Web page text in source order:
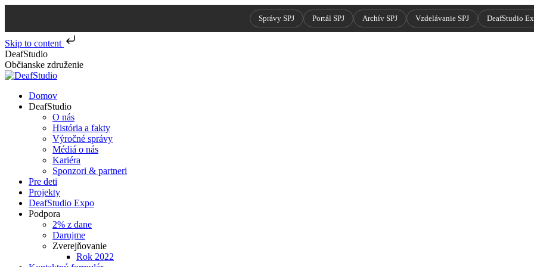
Správy SPJ Portál SPJ Archív SPJ Vzdelávanie SPJ DeafStudio
Skip to content
Skip
to
content
DeafStudio
Občianske združenie
Domov
DeafStudio
O nás
História a fakty
Výročné správy
Médiá o nás
Kariéra
Sponzori & partneri
Pre deti
Projekty
DeafStudio Expo
Podpora
2% z dane
Darujme
Zverejňovanie
Rok 2022